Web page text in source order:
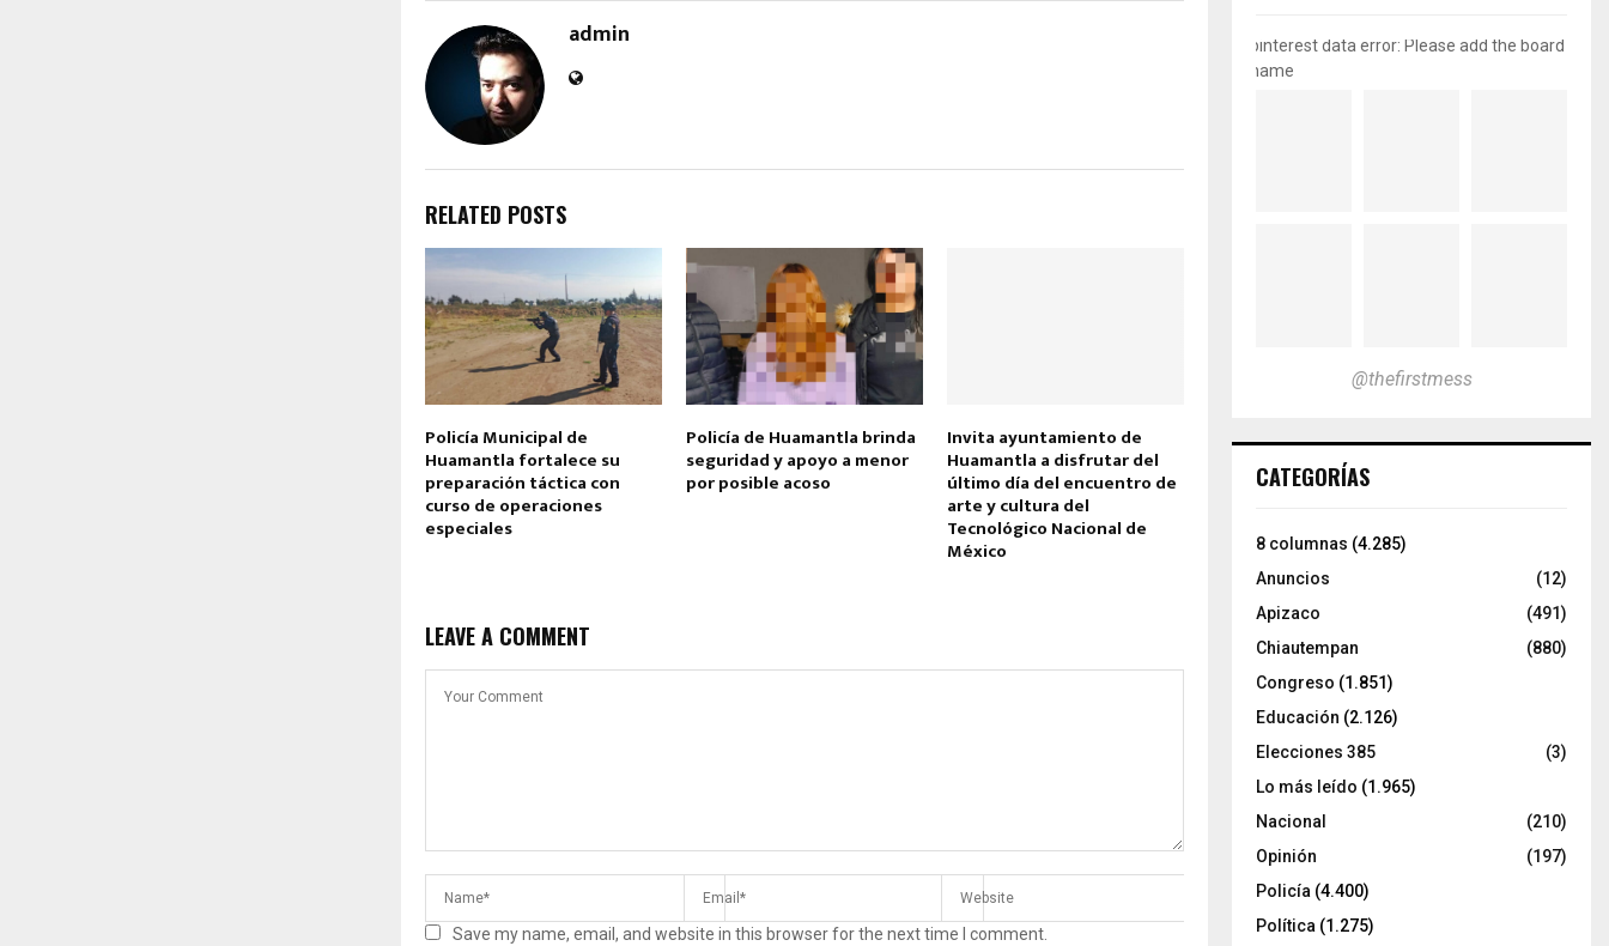
admin
RELATED POSTS
Policía Municipal de
Huamantla fortalece su
preparación táctica con
curso de operaciones
especiales
Policía de Huamantla brinda
seguridad y apoyo a menor
por posible acoso
Invita ayuntamiento de
Huamantla a disfrutar del
último día del encuentro de
arte y cultura del
Tecnológico Nacional de
México
LEAVE A COMMENT
Save my name, email, and website in this browser for the next time I comment.
pinterest data error: Please add the board
name
@thefirstmess
CATEGORÍAS
8 columnas (4.285)
Anuncios
(12)
Apizaco
(491)
Chiautempan
(880)
Congreso (1.851)
Educación (2.126)
Elecciones 385
(3)
Lo más leído (1.965)
Nacional
(210)
Opinión
(197)
Policía (4.400)
Política (1.275)